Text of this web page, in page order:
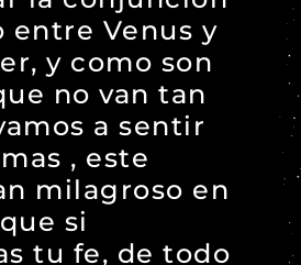
entre Venus y
y como son
no van tan
a sentir
, este
milagroso en
si
tu fe, de todo